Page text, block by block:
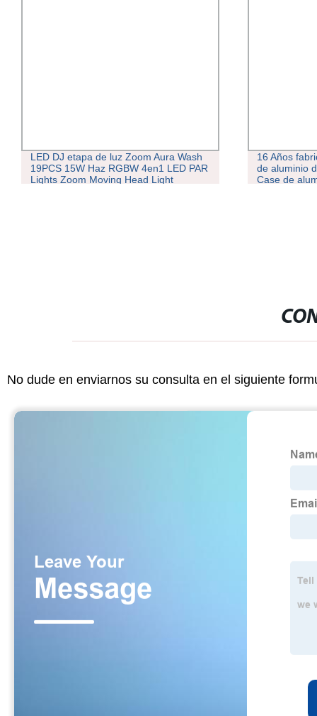
LED DJ etapa de luz Zoom Aura Wash
19PCS 15W Haz RGBW 4en1 LED PAR
Lights Zoom Moving Head Light
16 Años
de aluminio
Case de
No dude en enviarnos su consulta en el siguiente